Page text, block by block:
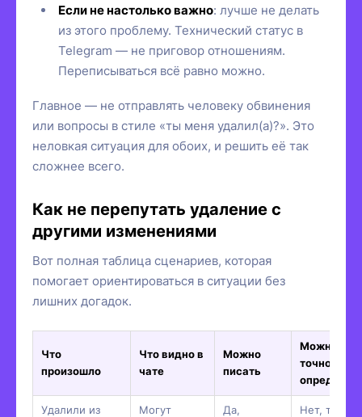
Если не настолько важно: лучше не делать
из этого проблему. Технический статус в
Telegram — не приговор отношениям.
Переписываться всё равно можно.
Главное — не отправлять человеку обвинения
или вопросы в стиле «ты меня удалил(а)?». Это
неловкая ситуация для обоих, и решить её так
сложнее всего.
Как не перепутать удаление с
другими изменениями
Вот полная таблица сценариев, которая
помогает ориентироваться в ситуации без
лишних догадок.
Что
произошло
Что видно в
чате
Можно
писать
Можно ли
точно
Удалили из
Могут
Да,
Нет, только